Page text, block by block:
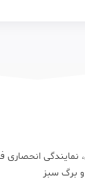
نمایندگی انحصاری
برگ سبز